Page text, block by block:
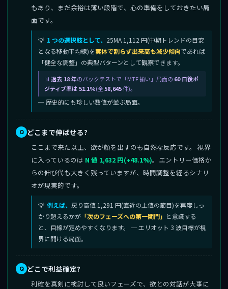
もあり、まだ余裕は薄い段階で、心の準備をしておきたい局
面です。
1 つの選択肢として、 25MA 1,112 円(中期トレンドの目安
となる移動平均線)を実体で割らず出来高も減少傾向であれば
「健全な調整」の典型パターンとして観察できます。
過去 18 年のバックテストで「MTF 揃い」局面の 60 日後ポ
ジティブ率は 51.1%(全58,645件)。
─ 歴史的にも珍しい数値が並ぶ局面。
どこまで伸ばせる?
ここまで来た以上、欲が顔を出すのも自然な反応です。 視界
に入っているのは N 値 1,632 円(+48.1%)。エントリー価格か
らの伸び代も大きく残っていますが、時間調整を経るシナリ
オが現実的です。
例えば、 戻り高値 1,291 円(直近の上値の節目)を再度しっ
かり超えるかが 「次のフェーズへの第一関門」 と意識する
と、目線が定めやすくなります。 ─ エリオット 3 波目標が視
界に開ける局面。
どこで利益確定?
利確を真剣に検討して良いフェーズで、欲との対話が大事に